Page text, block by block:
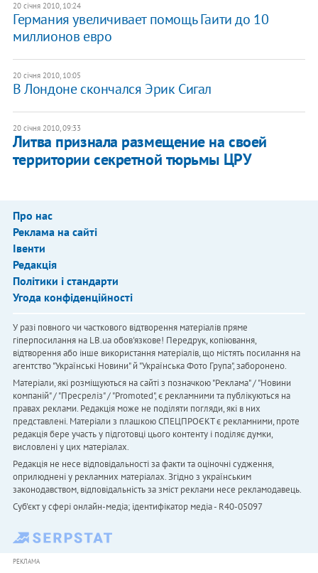
20 січня 2010, 10:24
Германия увеличивает помощь Гаити до 10
миллионов евро
20 січня 2010, 10:05
В Лондоне скончался Эрик Сигал
20 січня 2010, 09:33
Литва признала размещение на своей
территории секретной тюрьмы ЦРУ
Про нас
Реклама на сайті
Івенти
Редакція
Політики і стандарти
Угода конфіденційності
У разі повного чи часткового відтворення матеріалів пряме
гіперпосилання на LB.ua обов'язкове! Передрук, копіювання,
відтворення або інше використання матеріалів, що містять посилання на
агентство "Українськi Новини" й "Українська Фото Група", заборонено.
Матеріали, які розміщуються на сайті з позначкою "Реклама" / "Новини
компаній" / "Пресреліз" / "Promoted", є рекламними та публікуються на
правах реклами. Редакція може не поділяти погляди, які в них
представлені. Матеріали з плашкою СПЕЦПРОЄКТ є рекламними, проте
редакція бере участь у підготовці цього контенту і поділяє думки,
висловлені у цих матеріалах.
Редакція не несе відповідальності за факти та оціночні судження,
оприлюднені у рекламних матеріалах. Згідно з українським
законодавством, відповідальність за зміст реклами несе рекламодавець.
Cуб'єкт у сфері онлайн-медіа; ідентифікатор медіа - R40-05097
РЕКЛАМА